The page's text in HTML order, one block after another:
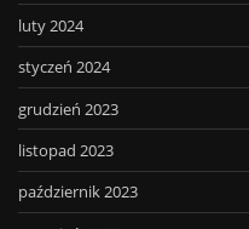
luty 2024
styczeń 2024
grudzień 2023
listopad 2023
październik 2023